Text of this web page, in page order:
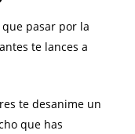
pasar por la
te lances a
te desanime un
que has